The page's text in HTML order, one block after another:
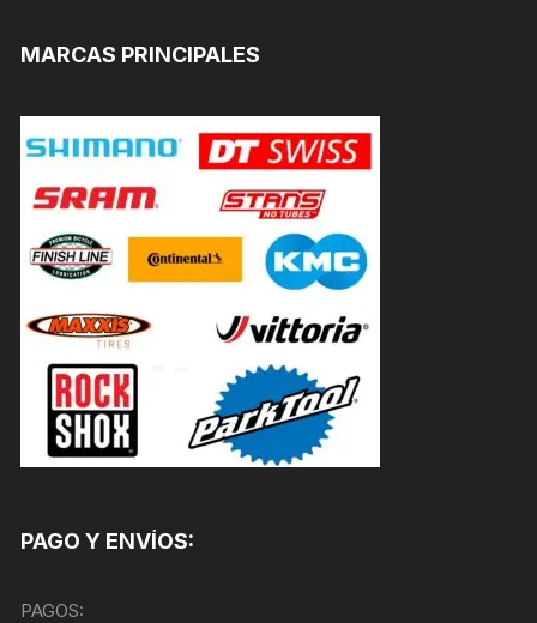
MARCAS PRINCIPALES
PAGO Y ENVÍOS:
PAGOS: